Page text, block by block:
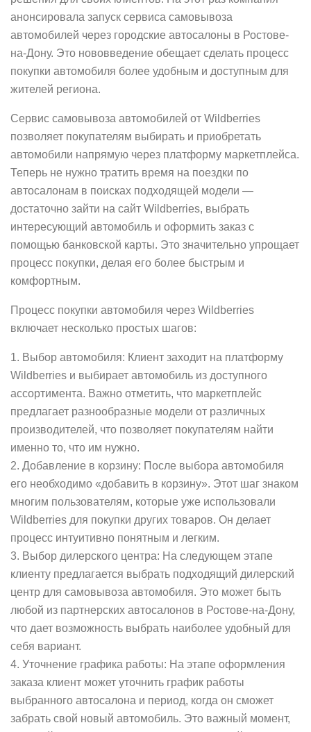
анонсировала запуск сервиса самовывоза
автомобилей через городские автосалоны в Ростове-
на-Дону. Это нововведение обещает сделать процесс
покупки автомобиля более удобным и доступным для
жителей региона.
Сервис самовывоза автомобилей от Wildberries
позволяет покупателям выбирать и приобретать
автомобили напрямую через платформу маркетплейса.
Теперь не нужно тратить время на поездки по
автосалонам в поисках подходящей модели —
достаточно зайти на сайт Wildberries, выбрать
интересующий автомобиль и оформить заказ с
помощью банковской карты. Это значительно упрощает
процесс покупки, делая его более быстрым и
комфортным.
Процесс покупки автомобиля через Wildberries
включает несколько простых шагов:
1. Выбор автомобиля: Клиент заходит на платформу
Wildberries и выбирает автомобиль из доступного
ассортимента. Важно отметить, что маркетплейс
предлагает разнообразные модели от различных
производителей, что позволяет покупателям найти
именно то, что им нужно.
2. Добавление в корзину: После выбора автомобиля
его необходимо «добавить в корзину». Этот шаг знаком
многим пользователям, которые уже использовали
Wildberries для покупки других товаров. Он делает
процесс интуитивно понятным и легким.
3. Выбор дилерского центра: На следующем этапе
клиенту предлагается выбрать подходящий дилерский
центр для самовывоза автомобиля. Это может быть
любой из партнерских автосалонов в Ростове-на-Дону,
что дает возможность выбрать наиболее удобный для
себя вариант.
4. Уточнение графика работы: На этапе оформления
заказа клиент может уточнить график работы
выбранного автосалона и период, когда он сможет
забрать свой новый автомобиль. Это важный момент,